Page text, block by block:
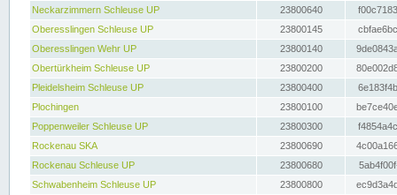
Neckarzimmern Schleuse UP
23800640
Oberesslingen Schleuse UP
23800145
Oberesslingen Wehr UP
23800140
Obertürkheim Schleuse UP
23800200
Pleidelsheim Schleuse UP
23800400
Plochingen
23800100
Poppenweiler Schleuse UP
23800300
Rockenau SKA
23800690
Rockenau Schleuse UP
23800680
Schwabenheim Schleuse UP
23800800